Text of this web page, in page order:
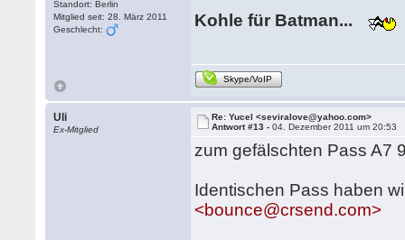
Standort: Berlin
Mitglied seit: 28. März 2011
Geschlecht:
Kohle für Batman...
Skype/VoIP
Uli
Ex-Mitglied
Re: Yucel <seviralove@yahoo.com>
Antwort #13 -04. Dezember 2011 um 20:53
zum gefälschten Pass A7
Identischen Pass haben
<bounce@crsend.com>